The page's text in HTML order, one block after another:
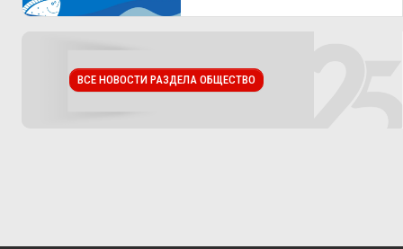
ВСЕ НОВОСТИ РАЗДЕЛА ОБЩЕСТВО